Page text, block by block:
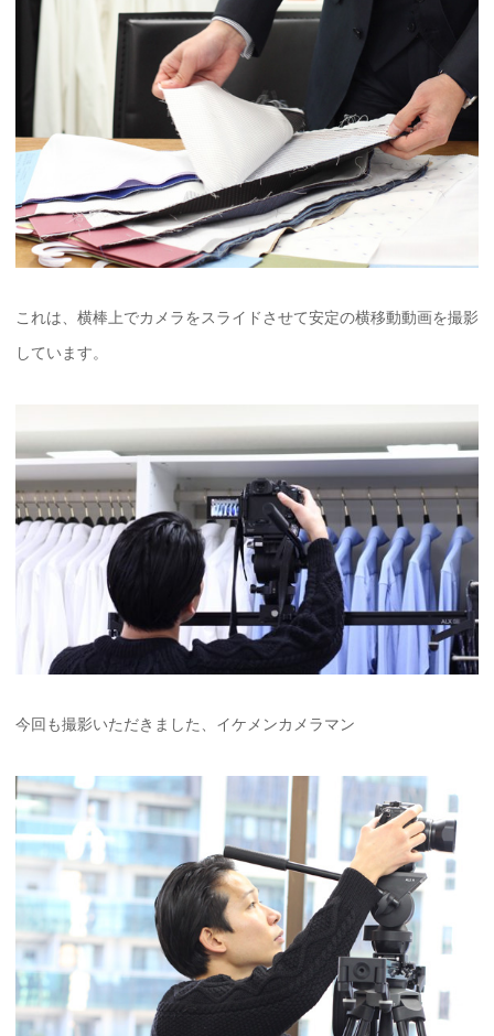
これは、横棒上でカメラをスライドさせて安定の横移動動画を撮影
しています。
今回も撮影いただきました、イケメンカメラマン